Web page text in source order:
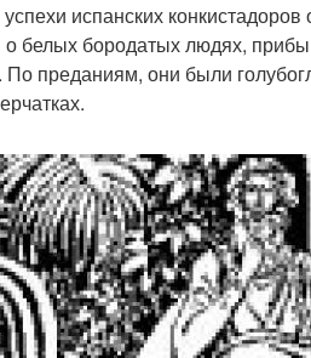
испанских
о белых бородатых людях,
преданиям, они были